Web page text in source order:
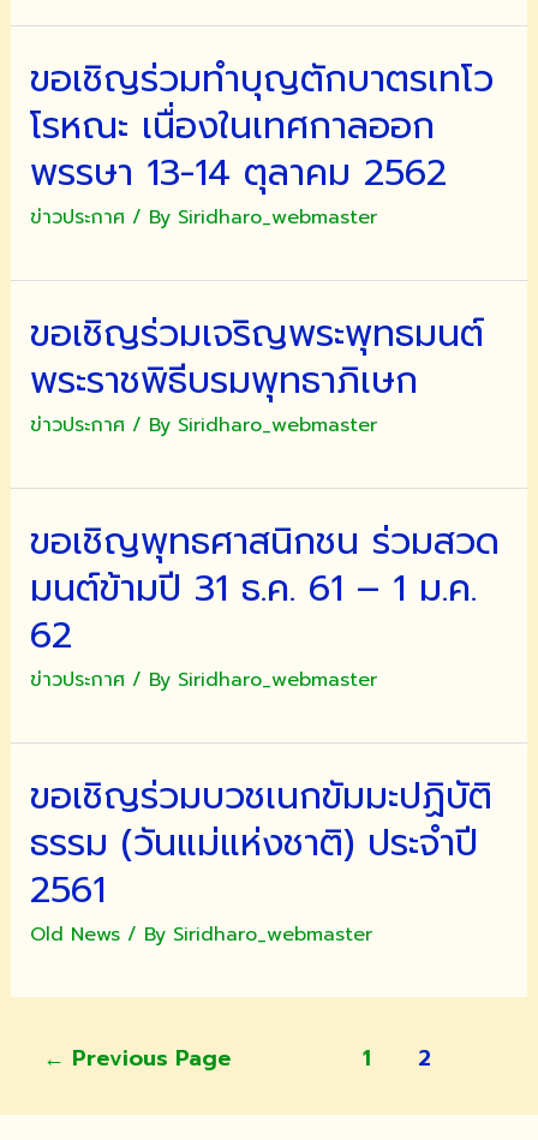
ขอเชิญร่วมทำบุญตักบาตรเทโว
โรหณะ เนื่องในเทศกาลออก
พรรษา 13-14 ตุลาคม 2562
ข่าวประกาศ/ By Siridharo_webmaster
ขอเชิญร่วมเจริญพระพุทธมนต์
พระราชพิธีบรมพุทธาภิเษก
ข่าวประกาศ/ By Siridharo_webmaster
ขอเชิญพุทธศาสนิกชน ร่วมสวด
มนต์ข้ามปี 31 ธ.ค. 61 – 1 ม.ค.
62
ข่าวประกาศ/ By Siridharo_webmaster
ขอเชิญร่วมบวชเนกขัมมะปฏิบัติ
ธรรม (วันแม่แห่งชาติ) ประจำปี
2561
Old News/ By Siridharo_webmaster
แนะแนว
← Previous Page 1 2